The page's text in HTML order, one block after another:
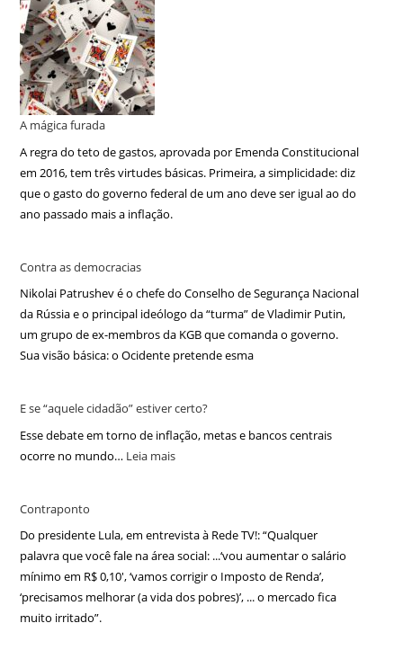
A mágica furada
A regra do teto de gastos, aprovada por Emenda Constitucional
em 2016, tem três virtudes básicas. Primeira, a simplicidade: diz
que o gasto do governo federal de um ano deve ser igual ao do
ano passado mais a inflação.
Contra as democracias
Nikolai Patrushev é o chefe do Conselho de Segurança Nacional
da Rússia e o principal ideólogo da “turma” de Vladimir Putin,
um grupo de ex-membros da KGB que comanda o governo.
Sua visão básica: o Ocidente pretende esma
E se “aquele cidadão” estiver certo?
Esse debate em torno de inflação, metas e bancos centrais
ocorre no mundo… Leia mais
Contraponto
Do presidente Lula, em entrevista à Rede TV!: “Qualquer
palavra que você fale na área social: ...‘vou aumentar o salário
mínimo em R$ 0,10′, ‘vamos corrigir o Imposto de Renda’,
‘precisamos melhorar (a vida dos pobres)’, ... o mercado fica
muito irritado”.